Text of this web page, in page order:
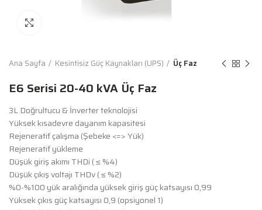
Ana Sayfa Kesintisiz Güç Kaynakları (UPS) Üç Faz
E6 Serisi 20-40 kVA Üç Faz
3L Doğrultucu & İnverter teknolojisi
Yüksek kısadevre dayanım kapasitesi
Rejeneratif çalışma (Şebeke <=> Yük)
Rejeneratif yükleme
Düşük giriş akımı THDi ( ≤ %4)
Düşük çıkış voltajı THDv ( ≤ %2)
%0-%100 yük aralığında yüksek giriş güç katsayısı 0,99
Yüksek çıkıs güç katsayısı 0,9 (opsiyonel 1)